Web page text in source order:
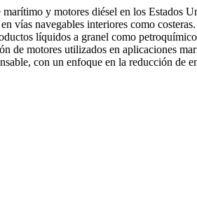
y motores diésel en los Estados
vías navegables interiores como
líquidos a granel como
motores utilizados en aplicaciones
con un enfoque en la reducción